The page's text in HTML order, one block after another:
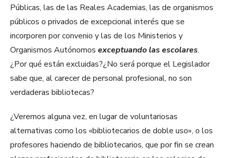
Públicas, las de las Reales Academias, las de organismos
públicos o privados de excepcional interés que se
incorporen por convenio y las de los Ministerios y
Organismos Autónomos exceptuando las escolares.
¿Por qué están excluidas?¿No será porque el Legislador
sabe que, al carecer de personal profesional, no son
verdaderas bibliotecas?
¿Veremos alguna vez, en lugar de voluntariosas
alternativas como los «bibliotecarios de doble uso», o los
profesores haciendo de bibliotecarios, que por fin se crean